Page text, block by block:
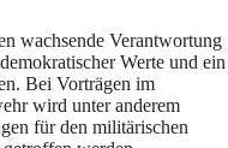
wachsende Verantwortung
Werte und ein
Bei Vorträgen im
wird unter anderem
für den militärischen